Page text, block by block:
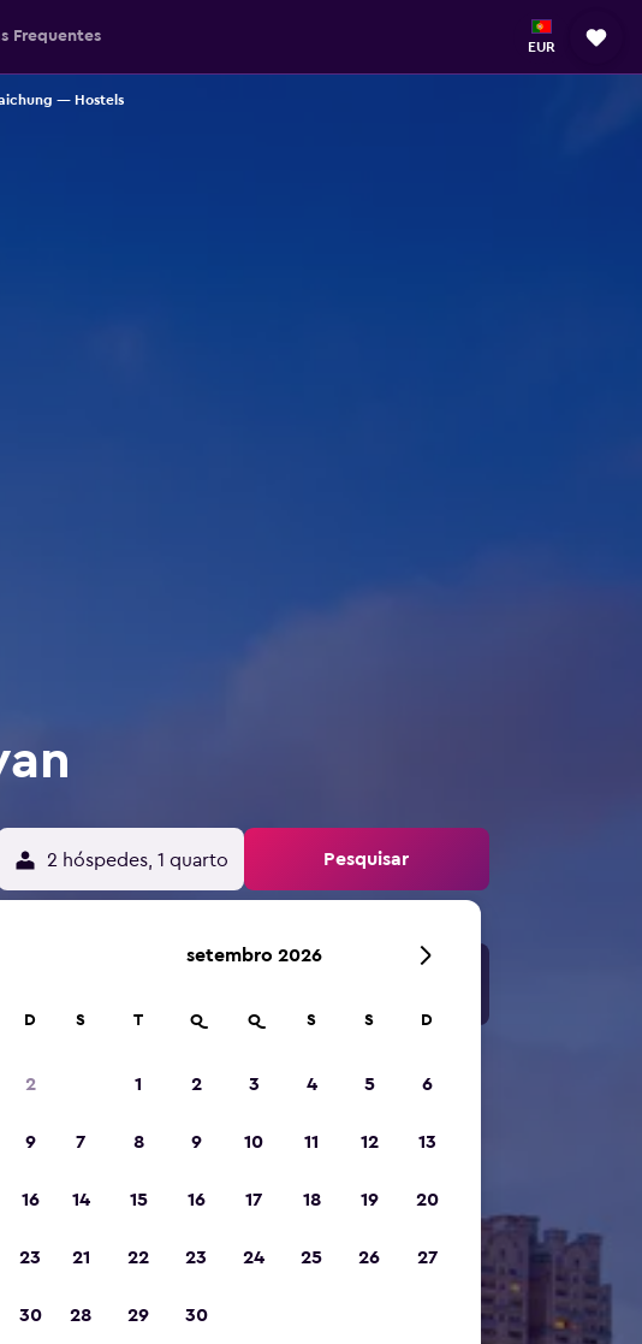
Frequentes
EUR
— Hostels
2 hóspedes, 1 quarto Pesquisar
D
2
9
16
23
30
setembro 2026
S T Q Q S S D
1 2 3 4 5 6
7 8 9 10 11 12 13
14 15 16 17 18 19 20
21 22 23 24 25 26 27
28 29 30